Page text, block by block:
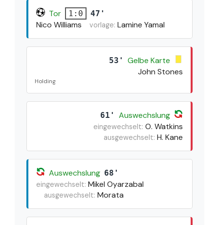
Tor 1:0 47'
Nico Williams vorlage: Lamine Yamal
53'
Gelbe Karte
John Stones
Holding
61' Auswechslung
eingewechselt: O. Watkins
ausgewechselt: H. Kane
Auswechslung 68'
eingewechselt: Mikel Oyarzabal
ausgewechselt: Morata